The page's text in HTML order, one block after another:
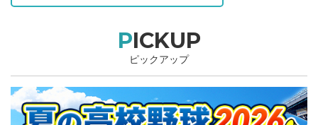
PICKUP
ピックアップ